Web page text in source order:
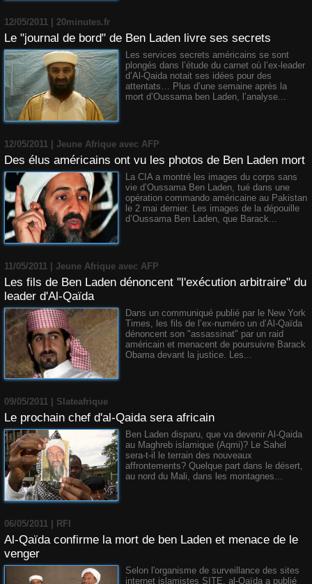
12/05/2011 | 20minutes.fr
Le "journal de bord" de Ben Laden livre ses secrets
Les services secrets américains se sont
plongés dans l’étude du carnet où l’ex-leader
d’Al-Qaida notait ses idées pour des
attentats… Plus d’une semaine après la
mort d’Oussama ben Laden, l’analyse...
12/05/2011 | Jeune Afrique avec AFP
Des élus américains ont vu les photos de Ben Laden mort
La CIA a montré les images du corps sans
vie d’Oussama Ben Laden, tué dans une
opération commando américaine au Pakistan
le 2 mai dernier. Les images de la dépouille
d’Oussama Ben Laden, que Barack...
11/05/2011 | Jeune Afrique avec AFP
Les fils de Ben Laden dénoncent "l'exécution arbitraire" du
leader d'Al-Qaïda
Dans un communiqué publié par le New York
Times, les fils de l’ex-numéro un d’Al-Qaïda
dénoncent son "assassinat" par un raid
américain et menacent de poursuivre Barack
Obama devant la justice. Les...
09/05/2011 | Slateafrique
Le prochain chef d'al-Qaida sera africain
Ben Laden disparu, que va devenir Al-Qaida
au Maghreb islamique (Aqmi)? Le Sahel
sera-t-il le terrain des nouveaux
affrontements? Quelque part dans le désert,
au nord du Mali, dans les montagnes...
06/05/2011 | RFI
Al-Qaïda confirme la mort de ben Laden et menace de le
venger
Selon l'organisme de surveillance des sites
internet islamistes SITE, al-Qaïda a publié